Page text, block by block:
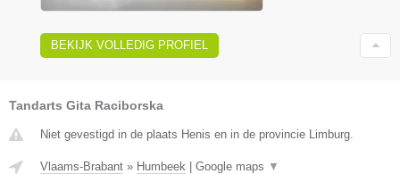
BEKIJK VOLLEDIG PROFIEL
Tandarts Gita Raciborska
Niet gevestigd in de plaats Henis en in de provincie Limburg.
Vlaams-Brabant » Humbeek Google maps ▼